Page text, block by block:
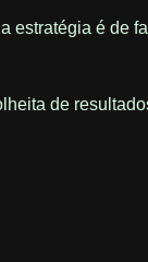
estratégia é de
de